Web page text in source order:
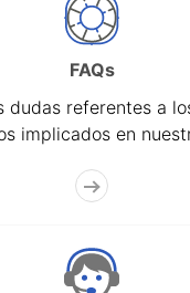
FAQs
dudas referentes a
implicados en